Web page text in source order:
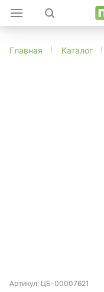
Главная Каталог
Артикул: ЦБ-00007621